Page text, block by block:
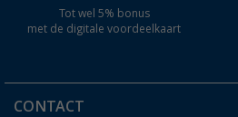
Tot wel 5% bonus
met de digitale voordeelkaart
CONTACT